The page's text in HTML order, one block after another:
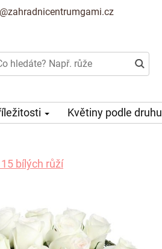
Květiny podle druhu
bílých růží